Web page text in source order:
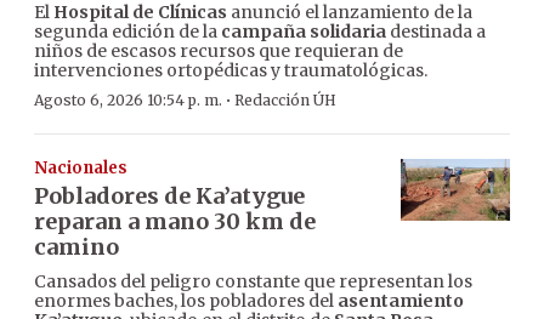
El Hospital de Clínicas anunció el lanzamiento de la
segunda edición de la campaña solidaria destinada a
niños de escasos recursos que requieran de
intervenciones ortopédicas y traumatológicas.
Agosto 6, 2026 10:54 p. m. · Redacción ÚH
Nacionales
Pobladores de Ka’atygue
reparan a mano 30 km de
camino
Cansados del peligro constante que representan los
enormes baches, los pobladores del asentamiento